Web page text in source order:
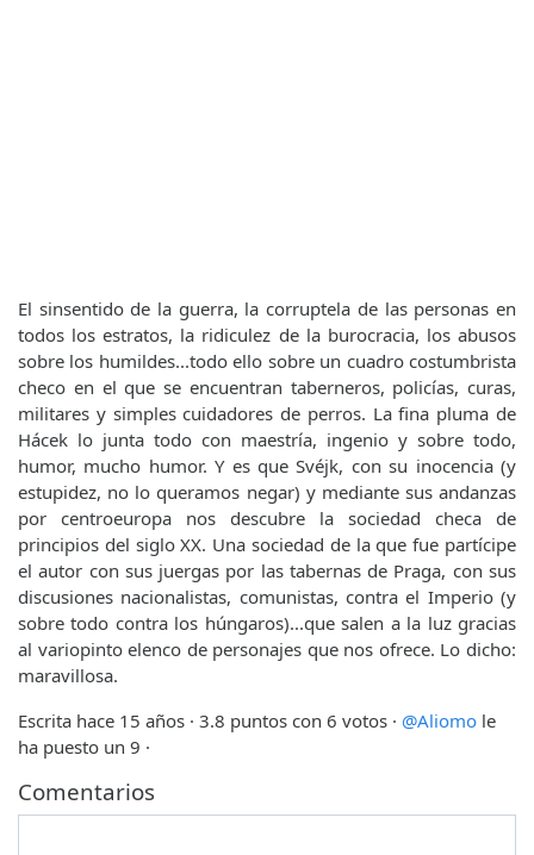
El sinsentido de la guerra, la corruptela de las personas en
todos los estratos, la ridiculez de la burocracia, los abusos
sobre los humildes...todo ello sobre un cuadro costumbrista
checo en el que se encuentran taberneros, policías, curas,
militares y simples cuidadores de perros. La fina pluma de
Hácek lo junta todo con maestría, ingenio y sobre todo,
humor, mucho humor. Y es que Svéjk, con su inocencia (y
estupidez, no lo queramos negar) y mediante sus andanzas
por centroeuropa nos descubre la sociedad checa de
principios del siglo XX. Una sociedad de la que fue partícipe
el autor con sus juergas por las tabernas de Praga, con sus
discusiones nacionalistas, comunistas, contra el Imperio (y
sobre todo contra los húngaros)...que salen a la luz gracias
al variopinto elenco de personajes que nos ofrece. Lo dicho:
maravillosa.
Escrita hace 15 años · 3.8 puntos con 6 votos · @Aliomo le
ha puesto un 9 ·
Comentarios